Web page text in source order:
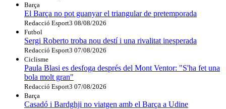
Barça
El Barça no pot guanyar el triangular de pretemporada
Redacció Esport3 08/08/2026
Futbol
Sergi Roberto troba nou destí i una rivalitat inesperada
Redacció Esport3 07/08/2026
Ciclisme
Paula Blasi es desfoga després del Mont Ventor: "S'ha fet una
bola molt gran"
Redacció Esport3 07/08/2026
Barça
Casadó i Bardghji no viatgen amb el Barça a Udine